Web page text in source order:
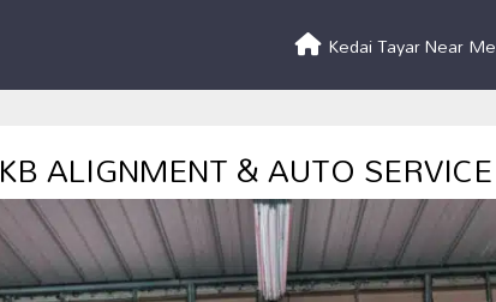
Kedai Tayar Near Me
KB ALIGNMENT & AUTO SERVICE